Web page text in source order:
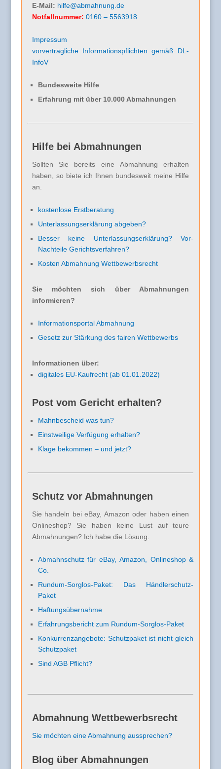
E-Mail: hilfe@abmahnung.de
Notfallnummer: 0160 – 5563918
Impressum
vorvertragliche Informationspflichten gemäß DL-
InfoV
Bundesweite Hilfe
Erfahrung mit über 10.000 Abmahnungen
Hilfe bei Abmahnungen
Sollten Sie bereits eine Abmahnung erhalten
haben, so biete ich Ihnen bundesweit meine Hilfe
an.
kostenlose Erstberatung
Unterlassungserklärung abgeben?
Besser keine Unterlassungserklärung? Vor-
Nachteile Gerichtsverfahren?
Kosten Abmahnung Wettbewerbsrecht
Sie möchten sich über Abmahnungen
informieren?
Informationsportal Abmahnung
Gesetz zur Stärkung des fairen Wettbewerbs
Informationen über:
digitales EU-Kaufrecht (ab 01.01.2022)
Post vom Gericht erhalten?
Mahnbescheid was tun?
Einstweilige Verfügung erhalten?
Klage bekommen – und jetzt?
Schutz vor Abmahnungen
Sie handeln bei eBay, Amazon oder haben einen
Onlineshop? Sie haben keine Lust auf teure
Abmahnungen? Ich habe die Lösung.
Abmahnschutz für eBay, Amazon, Onlineshop &
Co.
Rundum-Sorglos-Paket: Das Händlerschutz-
Paket
Haftungsübernahme
Erfahrungsbericht zum Rundum-Sorglos-Paket
Konkurrenzangebote: Schutzpaket ist nicht gleich
Schutzpaket
Sind AGB Pflicht?
Abmahnung Wettbewerbsrecht
Sie möchten eine Abmahnung aussprechen?
Blog über Abmahnungen